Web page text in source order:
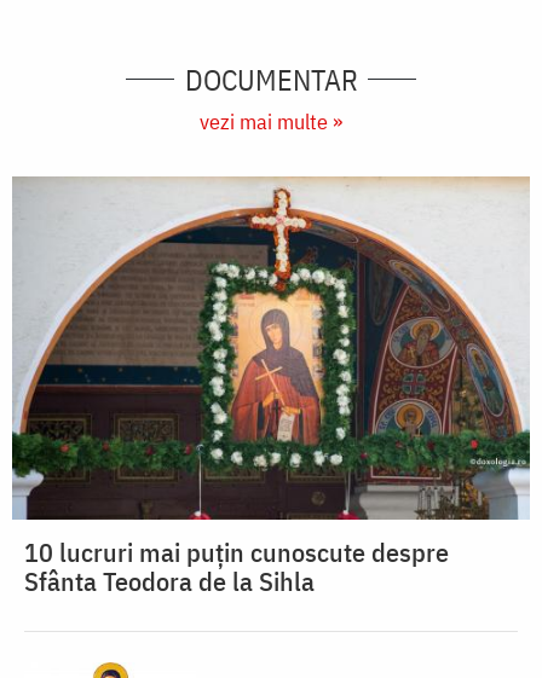
DOCUMENTAR
vezi mai multe »
10 lucruri mai puțin cunoscute despre
Sfânta Teodora de la Sihla